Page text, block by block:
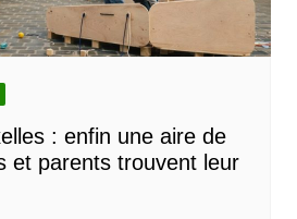
: enfin une aire de
et parents trouvent leur